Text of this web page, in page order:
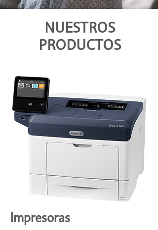
NUESTROS
PRODUCTOS
Impresoras